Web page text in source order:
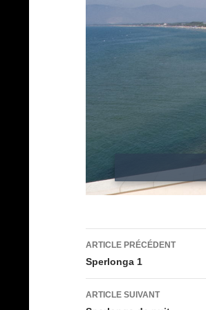
Navigation
des
articles
ARTICLE PRÉCÉDENT
Sperlonga 1
ARTICLE SUIVANT